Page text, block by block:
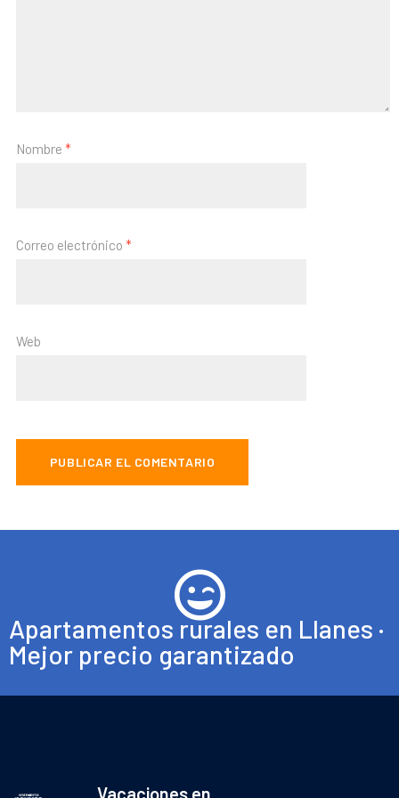
Nombre *
Correo electrónico *
Web
Apartamentos rurales en Llanes ·
Mejor precio garantizado
Vacaciones en